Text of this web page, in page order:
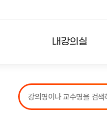
내강의실
강의리스트
수강확인증강의